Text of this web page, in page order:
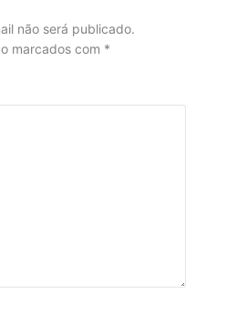
não será publicado.
marcados com *